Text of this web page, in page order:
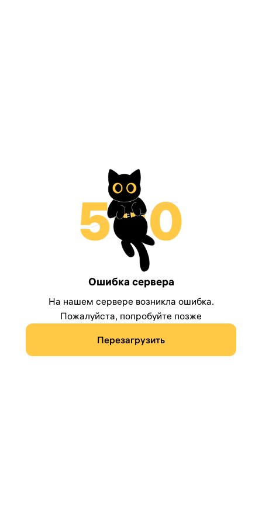
Ошибка сервера
На нашем сервере возникла ошибка.
Пожалуйста, попробуйте позже
Перезагрузить